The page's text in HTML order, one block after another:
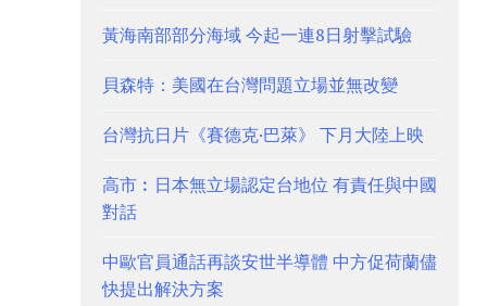
黃海南部部分海域 今起一連8日射擊試驗
貝森特：美國在台灣問題立場並無改變
台灣抗日片《賽德克·巴萊》 下月大陸上映
高市︰日本無立場認定台地位 有責任與中國
對話
中歐官員通話再談安世半導體 中方促荷蘭儘
快提出解決方案